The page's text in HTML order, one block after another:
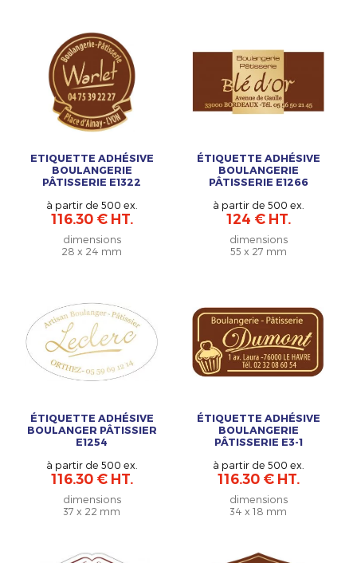
ETIQUETTE ADHÉSIVE
BOULANGERIE
PÂTISSERIE E1322
à partir de 500 ex.
116.30 € HT.
dimensions
28 x 24 mm
ÉTIQUETTE ADHÉSIVE
BOULANGERIE
PÂTISSERIE E1266
à partir de 500 ex.
124 € HT.
dimensions
55 x 27 mm
ÉTIQUETTE ADHÉSIVE
BOULANGER PÂTISSIER
E1254
à partir de 500 ex.
116.30 € HT.
dimensions
37 x 22 mm
ÉTIQUETTE ADHÉSIVE
BOULANGERIE
PÂTISSERIE E3-1
à partir de 500 ex.
116.30 € HT.
dimensions
34 x 18 mm